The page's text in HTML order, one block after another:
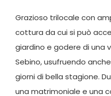
Grazioso trilocale con
cottura da cui si può
giardino e godere di una
Sebino, usufruendo
giorni di bella stagione.
una matrimoniale e una